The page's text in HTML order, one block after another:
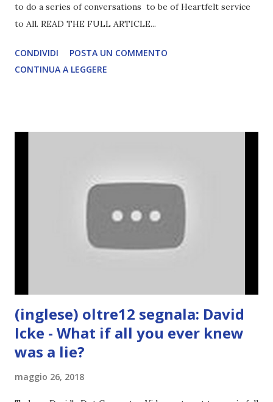
to do a series of conversations to be of Heartfelt service
to All. READ THE FULL ARTICLE...
CONDIVIDI
POSTA UN COMMENTO
CONTINUA A LEGGERE
(inglese) oltre12 segnala: David
Icke - What if all you ever knew
was a lie?
maggio 26, 2018